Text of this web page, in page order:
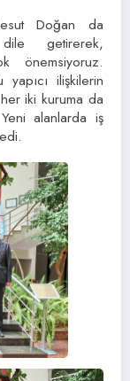
Doğan da
getirerek,
önemsiyoruz.
ilişkilerin
iki kuruma da
alanlarda iş